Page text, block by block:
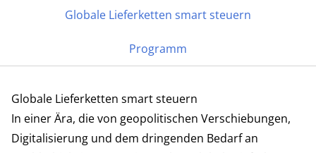
24. FEBRUAR 2026 | ONLINE-KONFERENZ
Globale Lieferketten smart
steuern
Globale Lieferketten smart steuern
Programm
Globale Lieferketten smart steuern
In einer Ära, die von geopolitischen Verschiebungen,
Digitalisierung und dem dringenden Bedarf an